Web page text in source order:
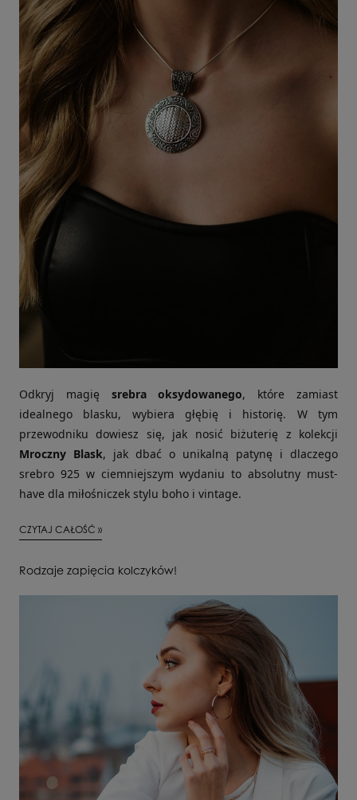
Odkryj magię srebra oksydowanego, które zamiast
idealnego blasku, wybiera głębię i historię. W tym
przewodniku dowiesz się, jak nosić biżuterię z kolekcji
Mroczny Blask, jak dbać o unikalną patynę i dlaczego
srebro 925 w ciemniejszym wydaniu to absolutny must-
have dla miłośniczek stylu boho i vintage.
CZYTAJ CAŁOŚĆ »
Rodzaje zapięcia kolczyków!